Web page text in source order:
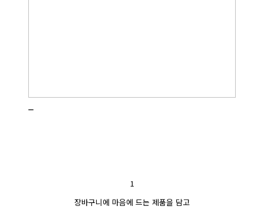
1
장바구니에 마음에 드는 제품을 담고